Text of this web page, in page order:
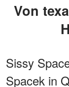
Von texanischen Wurzeln zum
Sissy
Spacek in